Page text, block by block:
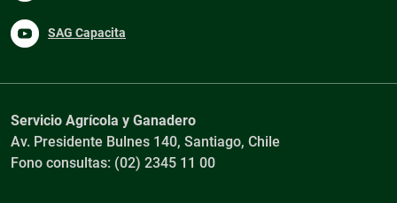
SAG Capacita
Servicio Agrícola y Ganadero
Av. Presidente Bulnes 140, Santiago, Chile
Fono consultas: (02) 2345 11 00